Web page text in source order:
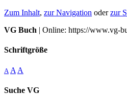
Zum Inhalt, zur Navigation oderzur
VG Buch | Online: https://www.vg-
Schriftgröße
A A A
Suche VG